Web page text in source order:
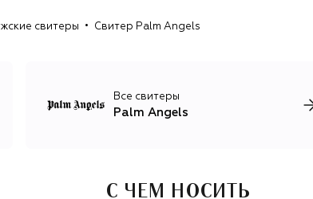
пайетками.
брендами и артистами. Среди самых громких —
сотрудничество с Moncler, Under Armour, Kith, Clarks и
свитеры Свитер Palm Angels
Все свитеры
Palm Angels
С ЧЕМ НОСИТЬ